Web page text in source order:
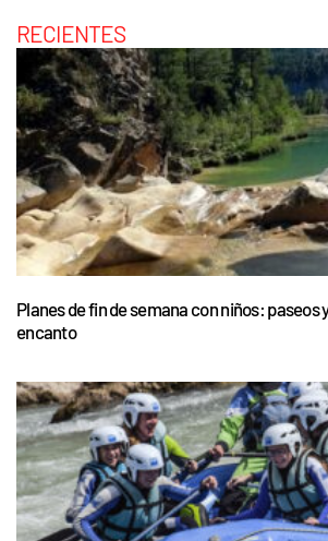
RECIENTES
Planes de fin de semana con niños: paseos
encanto